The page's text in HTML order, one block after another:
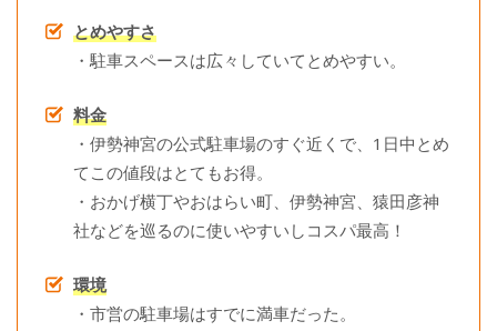
とめやすさ
・駐車スペースは広々していてとめやすい。
料金
・伊勢神宮の公式駐車場のすぐ近くで、1日中とめ
てこの値段はとてもお得。
・おかげ横丁やおはらい町、伊勢神宮、猿田彦神
社などを巡るのに使いやすいしコスパ最高！
環境
・市営の駐車場はすでに満車だった。